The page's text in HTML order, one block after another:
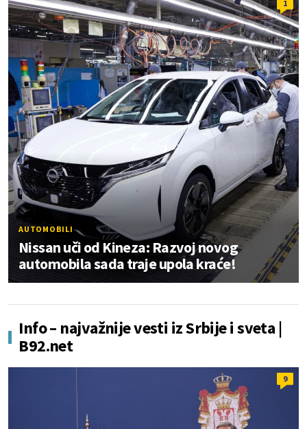
1
AUTOMOBILI
Nissan uči od Kineza: Razvoj novog
automobila sada traje upola kraće!
Info – najvažnije vesti iz Srbije i sveta |
B92.net
9